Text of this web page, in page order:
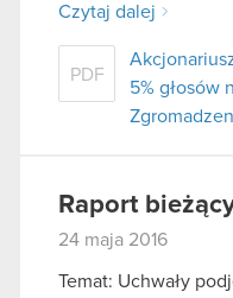
Czytaj dalej
PDF
5% głosów
Raport
24 maja 2016
Temat: Uchwały